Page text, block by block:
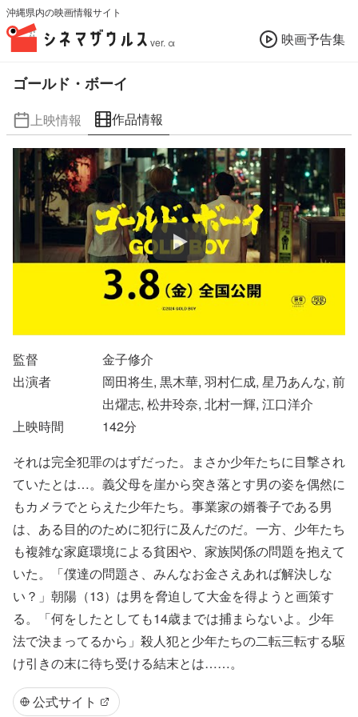
沖縄県内の映画情報サイト
ver. α 映画予告集
ゴールド・ボーイ
上映情報 作品情報
監督
金子修介
出演者
岡田将生, 黒木華, 羽村仁成, 星乃あんな, 前
出燿志, 松井玲奈, 北村一輝, 江口洋介
上映時間
142分
それは完全犯罪のはずだった。まさか少年たちに目撃され
ていたとは…。義父母を崖から突き落とす男の姿を偶然に
もカメラでとらえた少年たち。事業家の婿養子である男
は、ある目的のために犯行に及んだのだ。一方、少年たち
も複雑な家庭環境による貧困や、家族関係の問題を抱えて
いた。「僕達の問題さ、みんなお金さえあれば解決しな
い？」朝陽（13）は男を脅迫して大金を得ようと画策す
る。「何をしたとしても14歳までは捕まらないよ。少年
法で決まってるから」殺人犯と少年たちの二転三転する駆
け引きの末に待ち受ける結末とは……。
公式サイト